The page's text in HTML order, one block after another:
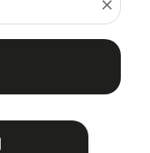
close